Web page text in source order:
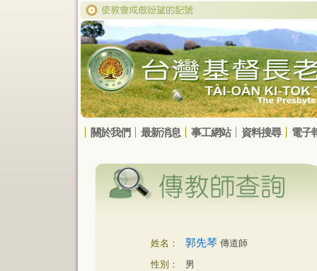
關於我們 最新消息 事工網站 資料搜尋 電子
姓名： 郭先琴 傳道師
性別：
男